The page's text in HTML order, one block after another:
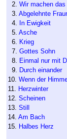
2. Wir machen
3. Abgelehnte
4. In Ewigkeit
5. Asche
6. Krieg
7. Gottes Sohn
8. Einmal nur mit
9. Durch einander
10. Wenn der
11. Herzwinter
12. Scheinen
13. Still
14. Am Bach
15. Halbes Herz